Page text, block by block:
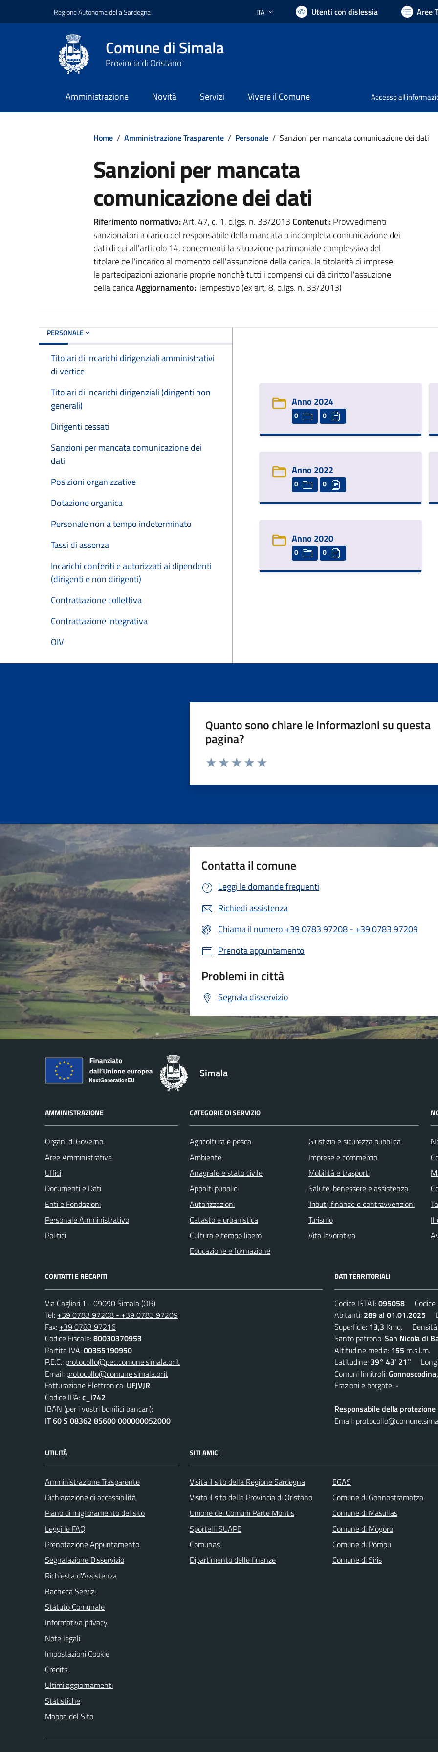
Regione Autonoma della Sardegna Lingua attiva:
ITA Utenti con dislessia Aree
Comune di Simala
Provincia di Oristano
Amministrazione Novità Servizi Vivere il Comune Accesso
Home / Amministrazione Trasparente / Personale / Sanzioni per mancata comunicazione dei dati
Sanzioni per mancata
comunicazione dei dati
Riferimento normativo:Art. 47, c. 1, d.lgs. n. 33/2013 Contenuti:Provvedimenti
sanzionatori a carico del responsabile della mancata o incompleta comunicazione dei
dati di cui all'articolo 14, concernenti la situazione patrimoniale complessiva del
titolare dell'incarico al momento dell'assunzione della carica, la titolarità di imprese,
le partecipazioni azionarie proprie nonchè tutti i compensi cui dà diritto l'assuzione
della caricaAggiornamento:Tempestivo (ex art. 8, d.lgs. n. 33/2013)
PERSONALE
Titolari di incarichi dirigenziali amministrativi
di vertice
Titolari di incarichi dirigenziali (dirigenti non
generali)
Dirigenti cessati
Sanzioni per mancata comunicazione dei
dati
Posizioni organizzative
Dotazione organica
Personale non a tempo indeterminato
Tassi di assenza
Incarichi conferiti e autorizzati ai dipendenti
(dirigenti e non dirigenti)
Contrattazione collettiva
Contrattazione integrativa
OIV
Anno 2024
0 0
Anno 2022
0 0
Anno 2020
0 0
Quanto sono chiare le informazioni su questa
pagina?
Valuta da 1 a 5 stelle la pagina
Contatta il comune
Leggi le domande frequenti
Richiedi assistenza
Chiama il numero +39 0783 97208 - +39 0783 97209
Prenota appuntamento
Problemi in città
Segnala disservizio
Simala
AMMINISTRAZIONE
Organi di Governo
Aree Amministrative
Uffici
Documenti e Dati
Enti e Fondazioni
Personale Amministrativo
Politici
CATEGORIE DI SERVIZIO
Agricoltura e pesca
Ambiente
Anagrafe e stato civile
Appalti pubblici
Autorizzazioni
Catasto e urbanistica
Cultura e tempo libero
Educazione e formazione
Giustizia e sicurezza pubblica
Imprese e commercio
Mobilità e trasporti
Salute, benessere e assistenza
Tributi, finanze e contravvenzioni
Turismo
Vita lavorativa
Il
CONTATTI E RECAPITI
Via Cagliari,1 - 09090 Simala (OR)
Tel: +39 0783 97208 - +39 0783 97209
Fax: +39 0783 97216
Codice Fiscale:80030370953
Partita IVA:00355190950
P.E.C.: protocollo@pec.comune.simala.or.it
Email: protocollo@comune.simala.or.it
Fatturazione Elettronica: UFJVJR
Codice IPA:c_i742
IBAN (per i vostri bonifici bancari):
IT 60 S 08362 85600 000000052000
DATI TERRITORIALI
Codice ISTAT:095058 Codice
Abitanti: 289 al 01.01.2025
Superficie: 13,3 Kmq. Densità:
Santo patrono:San Nicola di
Altitudine media: 155 m.s.l.m.
Latitudine: 39° 43' 21''
Comuni limitrofi:
Frazioni e borgate: -
Responsabile della protezione
Email:
UTILITÀ
Amministrazione Trasparente
Dichiarazione di accessibilità
Piano di miglioramento del sito
Leggi le FAQ
Prenotazione Appuntamento
Segnalazione Disservizio
Richiesta d'Assistenza
Bacheca Servizi
Statuto Comunale
Informativa privacy
Note legali
Impostazioni Cookie
Credits
Ultimi aggiornamenti
Statistiche
Mappa del Sito
SITI AMICI
Visita il sito della Regione Sardegna
Visita il sito della Provincia di Oristano
Unione dei Comuni Parte Montis
Sportelli SUAPE
Comunas
Dipartimento delle finanze
EGAS
Comune di Gonnostramatza
Comune di Masullas
Comune di Mogoro
Comune di Pompu
Comune di Siris